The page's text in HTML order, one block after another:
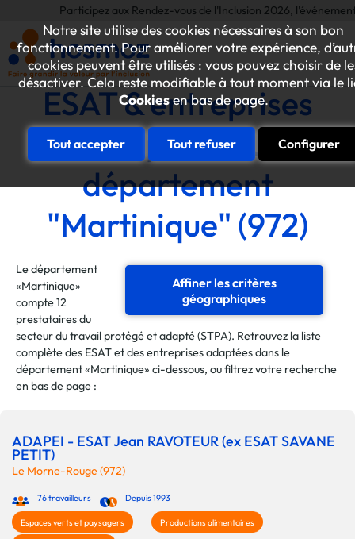
Notre site utilise des cookies nécessaires à son bon
fonctionnement. Pour améliorer votre expérience,
cookies peuvent être utilisés : vous pouvez choisir de
désactiver. Cela reste modifiable à tout moment via le
Cookiesen bas de page.
Tout accepter Tout refuser Configurer
Participez aux Rendez-vous de l'Inclusion 2026, l'événement
ESAT & entreprises
adaptées du
département
"Martinique" (972)
Affiner les critères
géographiques
Le département
«Martinique»
compte 12
prestataires du
secteur du travail protégé et adapté (STPA). Retrouvez la liste
complète des ESAT et des entreprises adaptées dans le
département «Martinique» ci-dessous, ou filtrez votre recherche
en bas de page :
ADAPEI - ESAT Jean RAVOTEUR (ex ESAT SAVANE
PETIT)
Le Morne-Rouge (972)
76 travailleurs Depuis 1993
Espaces verts et paysagers Productions alimentaires